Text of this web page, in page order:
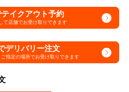
イクアウト予約
て店舗でお受け取りできます
デリバリー注文
ご指定の場所でお受け取りできます